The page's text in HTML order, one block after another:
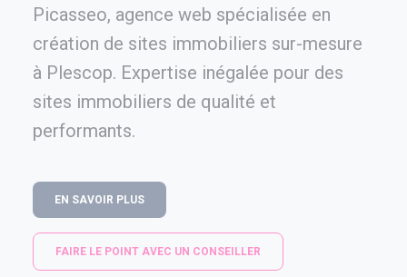
Picasseo, agence web spécialisée en
création de sites immobiliers sur-mesure
à Plescop. Expertise inégalée pour des
sites immobiliers de qualité et
performants.
EN SAVOIR PLUS
FAIRE LE POINT AVEC UN CONSEILLER